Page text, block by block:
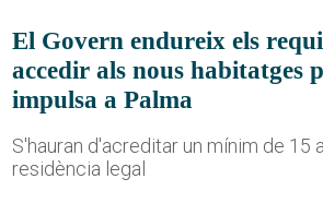
El Govern endureix els
accedir als nous habitatges
impulsa a Palma
S'hauran d'acreditar un mínim de 15
residència legal